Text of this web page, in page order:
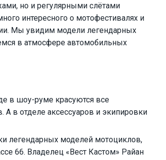
но и регулярными слётами
интересного о мотофестивалях и
Мы увидим модели легендарных
в атмосфере автомобильных
в шоу-руме красуются все
в отделе аксессуаров и экипировки
легендарных моделей мотоциклов,
66. Владелец «Вест Кастом» Райан